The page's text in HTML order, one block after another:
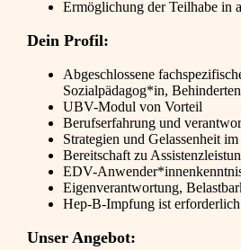
Ermöglichung der Teilhabe in
Dein Profil:
Abgeschlossene
Sozialpädagog*in,
UBV-Modul von Vorteil
Berufserfahrung und
Strategien und Gelassenheit
Bereitschaft zu
EDV-
Eigenverantwortung,
Hep-B-Impfung ist
Unser Angebot: